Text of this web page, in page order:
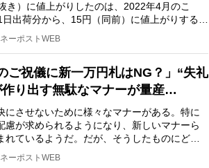
き）に値上がりしたのは、2022年4月のこ
出荷分から、15円（同前）に値上がりするこ
ーポストWEB
ご祝儀に新一万円札はNG？」“失礼
り出す無駄なマナーが量産…
させないために様々なマナーがある。特に
慮が求められるようになり、新しいマナーら
れているようだ。だが、そうしたものにどこ
ーポストWEB